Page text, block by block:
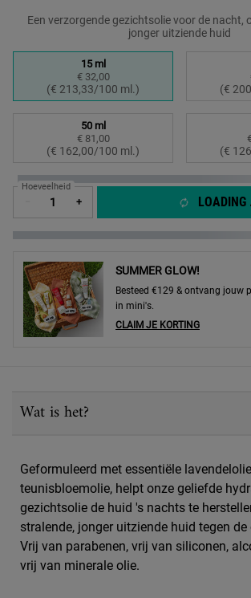
Een verzorgende gezichtsolie voor de nacht,
jonger uitziende huid
Geselecteerd
15 ml
€ 32,00
(€ 213,33/100 ml.)
, 1 of 4
(€
Geselecteerd
50 ml
€ 81,00
(€ 162,00/100 ml.)
, 3 of 4
(€
Hoeveelheid
+ LOADING
SUMMER GLOW!
Besteed €129 & ontvang jouw
in mini's.
CLAIM JE KORTING
Wat is het?
Geformuleerd met essentiële
teunisbloemolie, helpt onze geliefde
gezichtsolie de huid 's nachts te
stralende, jonger uitziende huid tegen de
Vrij van parabenen, vrij van siliconen,
vrij van minerale olie.